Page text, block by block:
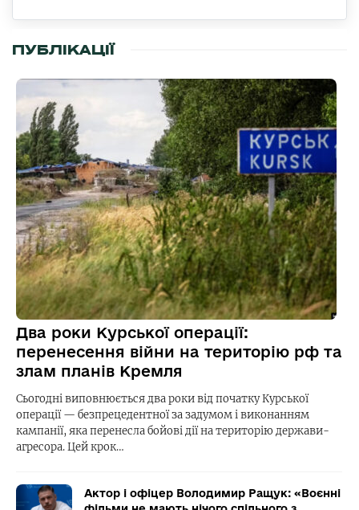
ПУБЛІКАЦІЇ
Два роки Курської операції:
перенесення війни на територію рф та
злам планів Кремля
Сьогодні виповнюється два роки від початку Курської
операції — безпрецедентної за задумом і виконанням
кампанії, яка перенесла бойові дії на територію держави-
агресора. Цей крок…
Актор і офіцер Володимир Ращук: «Воєнні